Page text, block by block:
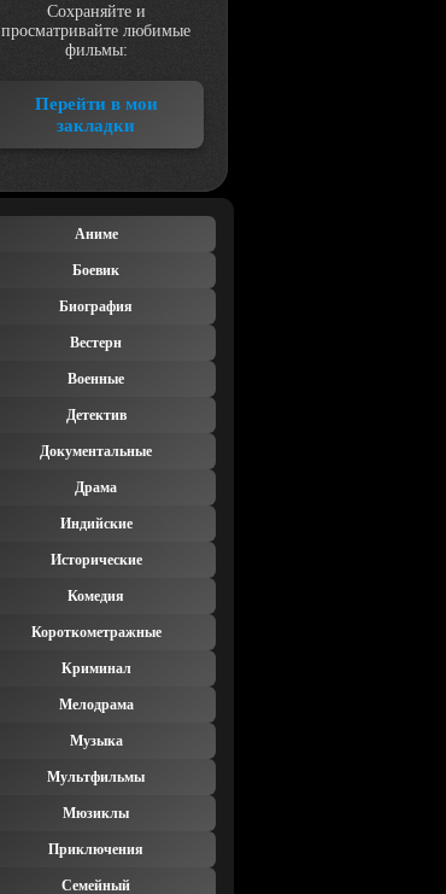
Сохраняйте и
просматривайте любимые
фильмы:
Перейти в мои
закладки
Аниме
Боевик
Биография
Вестерн
Военные
Детектив
Документальные
Драма
Индийские
Исторические
Комедия
Короткометражные
Криминал
Мелодрама
Музыка
Мультфильмы
Мюзиклы
Приключения
Семейный